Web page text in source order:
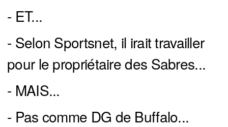
- ET...
- Selon Sportsnet, il irait travailler
pour le propriétaire des Sabres...
- MAIS...
- Pas comme DG de Buffalo...